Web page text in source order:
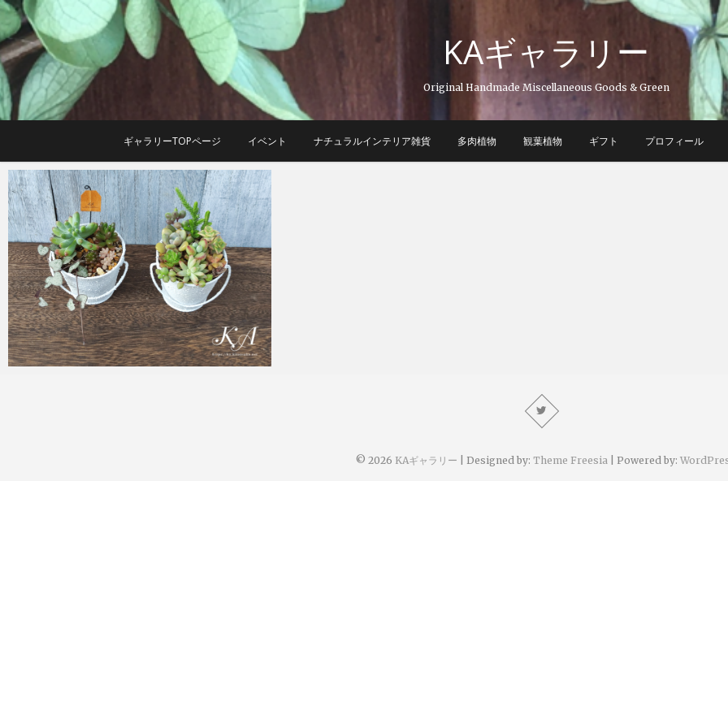
Skip
to
content
KAギャラリー
Original Handmade Miscellaneous Goods & Green
ギャラリーTOPページ イベント ナチュラルインテリア雑貨 多肉植物 観葉植物 ギフト プロフィール
© 2026 KAギャラリー | Designed by: Theme Freesia | Powered by: